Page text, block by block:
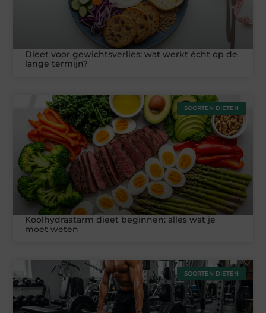
Dieet voor gewichtsverlies: wat werkt écht op de
lange termijn?
SOORTEN DIETEN
Koolhydraatarm dieet beginnen: alles wat je
moet weten
SOORTEN DIETEN